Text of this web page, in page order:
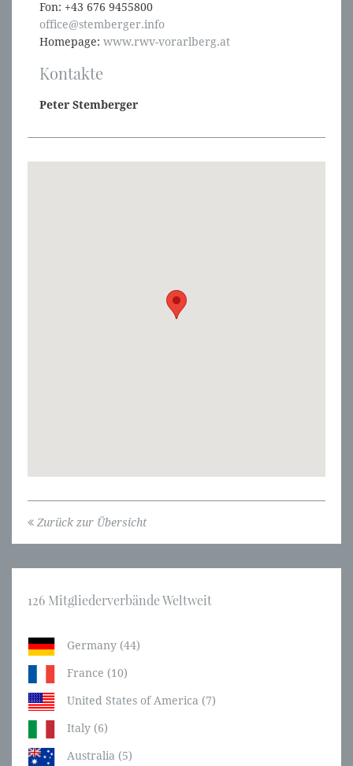
Fon: +43 676 9455800
office@stemberger.info
Homepage: www.rwv-vorarlberg.at
Kontakte
Peter Stemberger
Zurück zur Übersicht
126 Mitgliederverbände Weltweit
Germany (44)
France (10)
United States of America (7)
Italy (6)
Australia (5)